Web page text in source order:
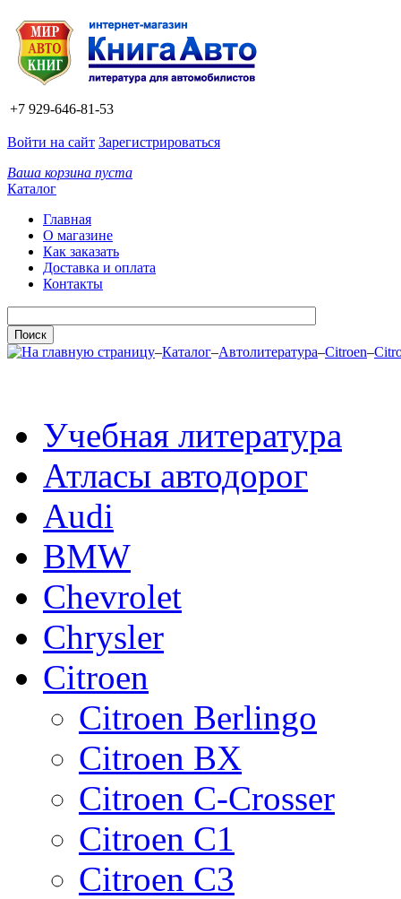
+7 929-646-81-53
Войти на сайт Зарегистрироваться
Ваша корзина пуста
Каталог
Главная
О магазине
Как заказать
Доставка и оплата
Контакты
–Каталог–Автолитература–Citroen–
Учебная литература
Атласы автодорог
Audi
BMW
Chevrolet
Chrysler
Citroen
Citroen Berlingo
Citroen BX
Citroen C-Crosser
Citroen C1
Citroen C3